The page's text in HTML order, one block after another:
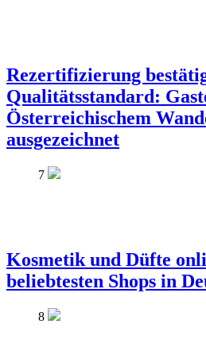
Rezertifizierung
Qualitätsstandard:
Österreichischem
ausgezeichnet
7
Kosmetik und Düfte
beliebtesten Shops in
8